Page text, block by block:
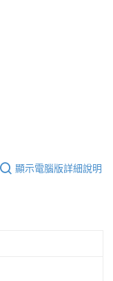
顯示電腦版詳細說明